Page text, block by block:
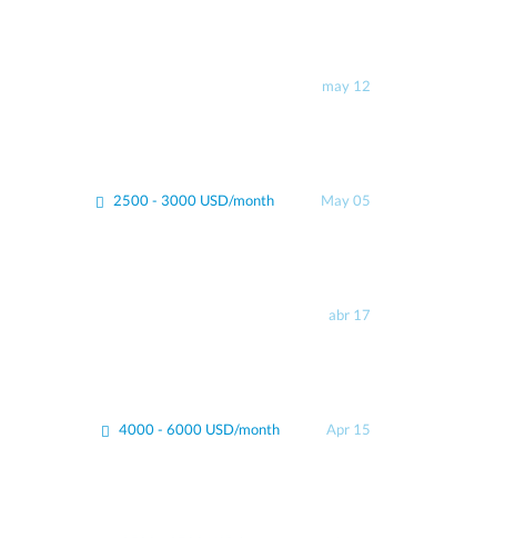
may 12
2500 - 3000 USD/month May 05
abr 17
4000 - 6000 USD/month Apr 15